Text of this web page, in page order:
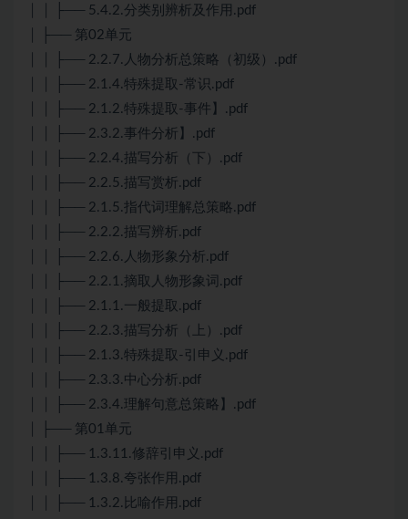
│ │ ├── 5.4.2.分类别辨析及作用.pdf
│ ├── 第02单元
│ │ ├── 2.2.7.人物分析总策略（初级）.pdf
│ │ ├── 2.1.4.特殊提取-常识.pdf
│ │ ├── 2.1.2.特殊提取-事件】.pdf
│ │ ├── 2.3.2.事件分析】.pdf
│ │ ├── 2.2.4.描写分析（下）.pdf
│ │ ├── 2.2.5.描写赏析.pdf
│ │ ├── 2.1.5.指代词理解总策略.pdf
│ │ ├── 2.2.2.描写辨析.pdf
│ │ ├── 2.2.6.人物形象分析.pdf
│ │ ├── 2.2.1.摘取人物形象词.pdf
│ │ ├── 2.1.1.一般提取.pdf
│ │ ├── 2.2.3.描写分析（上）.pdf
│ │ ├── 2.1.3.特殊提取-引申义.pdf
│ │ ├── 2.3.3.中心分析.pdf
│ │ ├── 2.3.4.理解句意总策略】.pdf
│ ├── 第01单元
│ │ ├── 1.3.11.修辞引申义.pdf
│ │ ├── 1.3.8.夸张作用.pdf
│ │ ├── 1.3.2.比喻作用.pdf